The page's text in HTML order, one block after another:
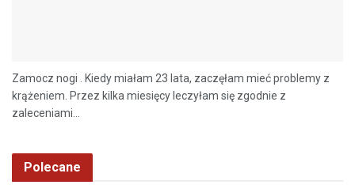
Zamocz nogi . Kiedy miałam 23 lata, zaczęłam mieć problemy z
krążeniem. Przez kilka miesięcy leczyłam się zgodnie z
zaleceniami...
Polecane